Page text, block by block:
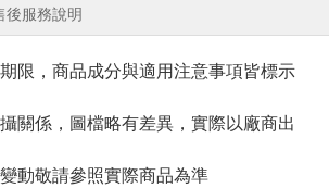
後服務說明
限，商品成分與適用注意事項皆標示
關係，圖檔略有差異，實際以廠商出
動敬請參照實際商品為準